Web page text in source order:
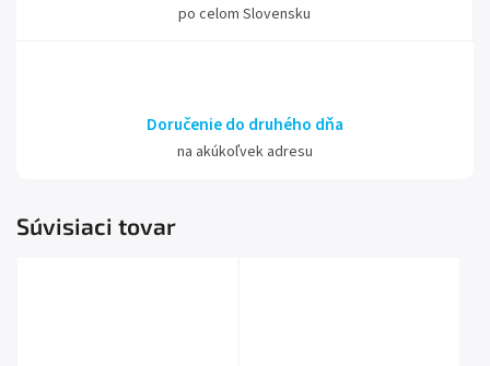
po celom Slovensku
Doručenie do druhého dňa
na akúkoľvek adresu
Súvisiaci tovar